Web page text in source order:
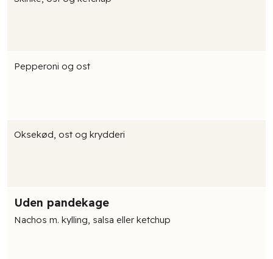
Pepperoni og ost
Oksekød, ost og krydderi
Uden pandekage
Nachos m. kylling, salsa eller ketchup